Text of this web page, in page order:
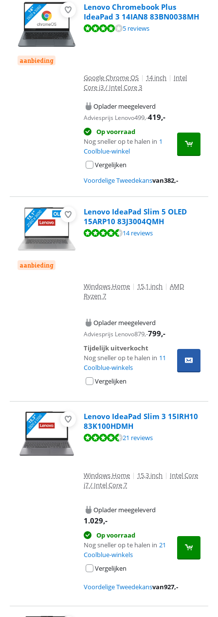
aanbieding
Lenovo Chromebook Plus
IdeaPad 3 14IAN8 83BN0038MH
Beoordeling is 7,9 van de 10, gebaseerd op 5 reviews.
5 reviews
Google Chrome OS | 14 inch | Intel
Core i3 / Intel Core 3
Oplader meegeleverd
Adviesprijs Lenovo499,-419,-
Op voorraad
Nog sneller op te halen in 1
Coolblue-winkel
Vergelijken
Voordelige Tweedekansvan382,-
aanbieding
Lenovo IdeaPad Slim 5 OLED
15ARP10 83J3004QMH
Beoordeling is 8,5 van de 10, gebaseerd op 14 reviews.
14 reviews
Windows Home | 15,1 inch | AMD
Ryzen 7
Oplader meegeleverd
Adviesprijs Lenovo879,-799,-
Tijdelijk uitverkocht
Nog sneller op te halen in 11
Coolblue-winkels
Vergelijken
Lenovo IdeaPad Slim 3 15IRH10
83K100HDMH
Beoordeling is 8,7 van de 10, gebaseerd op 21 reviews.
21 reviews
Windows Home | 15,3 inch | Intel Core
i7 / Intel Core 7
Oplader meegeleverd
1.029,-
Op voorraad
Nog sneller op te halen in 21
Coolblue-winkels
Vergelijken
Voordelige Tweedekansvan927,-